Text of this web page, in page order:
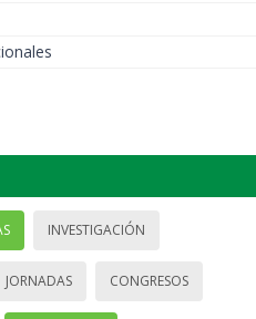
INVESTIGACIÓN
JORNADAS CONGRESOS